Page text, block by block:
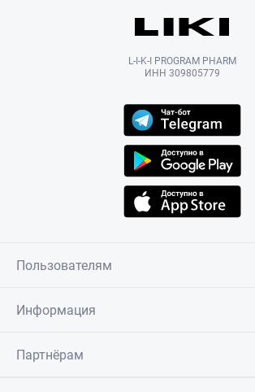
L-I-K-I PROGRAM PHARM
ИНН 309805779
Пользователям
Информация
Партнёрам